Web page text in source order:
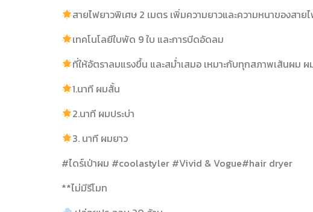
สายไฟยาวพิเศษ 2 เมตร เพิ่มความยาวและความหนาของสา
เทคโนโลยีใบพัด 9 ใบ และการบีดอัดลม
ที่ให้อัตราลมแรงขึ้น และสม่ำเสมอ เหมาะกับทุกสภาพเส้นผม
1.นาที ผมสั้น
2.นาที ผมประบ่า
3. นาที ผมยาว
#ไดร์เป่าผม #coolastyler #Vivid & Vogue#hair dryer
**ไม่มีรีโมท